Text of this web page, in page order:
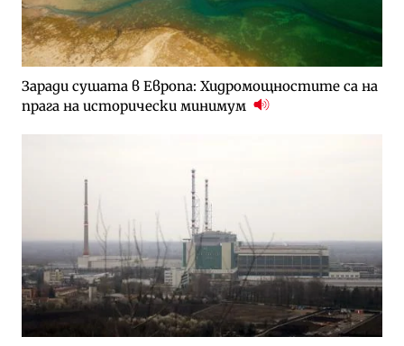
Заради сушата в Европа: Хидромощностите са на
прага на исторически минимум